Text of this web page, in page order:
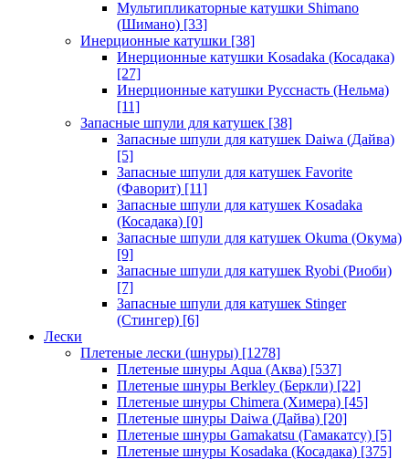
Мультипликаторные катушки Shimano
(Шимано) [33]
Инерционные катушки [38]
Инерционные катушки Kosadaka (Косадака)
[27]
Инерционные катушки Русснасть (Нельма)
[11]
Запасные шпули для катушек [38]
Запасные шпули для катушек Daiwa (Дайва)
[5]
Запасные шпули для катушек Favorite
(Фаворит) [11]
Запасные шпули для катушек Kosadaka
(Косадака) [0]
Запасные шпули для катушек Okuma (Окума)
[9]
Запасные шпули для катушек Ryobi (Риоби)
[7]
Запасные шпули для катушек Stinger
(Стингер) [6]
Лески
Плетеные лески (шнуры) [1278]
Плетеные шнуры Aqua (Аква) [537]
Плетеные шнуры Berkley (Беркли) [22]
Плетеные шнуры Chimera (Химера) [45]
Плетеные шнуры Daiwa (Дайва) [20]
Плетеные шнуры Gamakatsu (Гамакатсу) [5]
Плетеные шнуры Kosadaka (Косадака) [375]